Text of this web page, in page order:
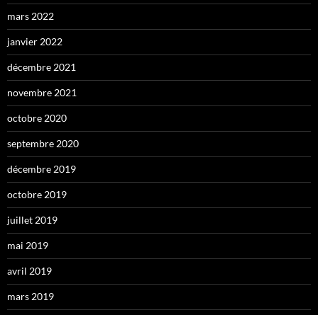
mars 2022
janvier 2022
décembre 2021
novembre 2021
octobre 2020
septembre 2020
décembre 2019
octobre 2019
juillet 2019
mai 2019
avril 2019
mars 2019